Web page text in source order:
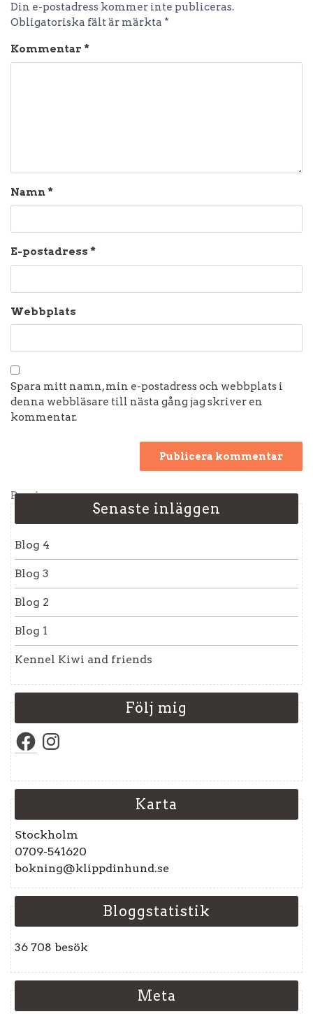
Din e-postadress kommer inte publiceras.
Obligatoriska fält är märkta *
Kommentar *
Namn*
E-postadress *
Webbplats
Spara mitt namn, min e-postadress och webbplats i
denna webbläsare till nästa gång jag skriver en
kommentar.
Inläggsnavigering
Previous
Post
Previous
Senaste inläggen
Blog 4
Blog 3
Blog 2
Blog 1
Kennel Kiwi and friends
Följ mig
FacebookInstagram
Karta
Stockholm
0709-541620
bokning@klippdinhund.se
Bloggstatistik
36 708 besök
Meta